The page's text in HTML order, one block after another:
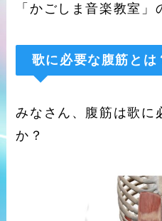
「かごしま音楽教室」
歌に必要な腹筋とは
みなさん、腹筋は歌に
か？